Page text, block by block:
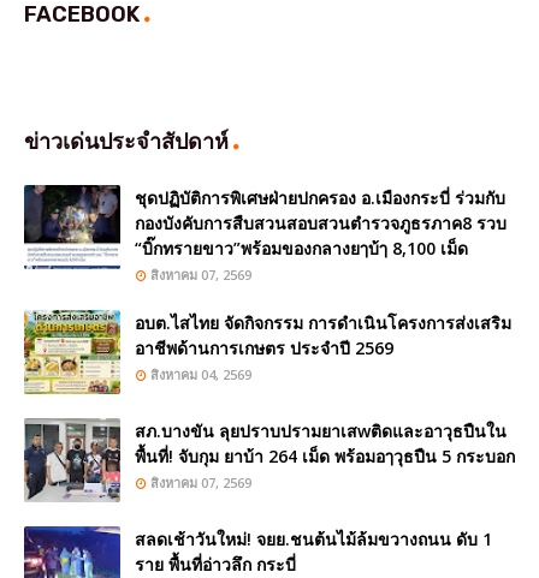
FACEBOOK
ข่าวเด่นประจำสัปดาห์
ชุดปฏิบัติการพิเศษฝ่ายปกครอง อ.เมืองกระบี่ ร่วมกับ
กองบังคับการสืบสวนสอบสวนตำรวจภูธรภาค8 รวบ
“บิ๊กทรายขาว”พร้อมของกลางยๅบ้ๅ 8,100 เม็ด
สิงหาคม 07, 2569
อบต.ไสไทย จัดกิจกรรม การดำเนินโครงการส่งเสริม
อาชีพด้านการเกษตร ประจำปี 2569
สิงหาคม 04, 2569
สภ.บางขัน ลุยปราบปรามยาเสwติดและอาวุธปืนใน
พื้นที่! จับกุม ยาบ้า 264 เม็ด พร้อมอๅวุธปืน 5 กระบอก
สิงหาคม 07, 2569
สลดเช้าวันใหม่! จยย.ชนต้นไม้ล้มขวางถนน ดับ 1
ราย พื้นที่อ่าวลึก กระบี่